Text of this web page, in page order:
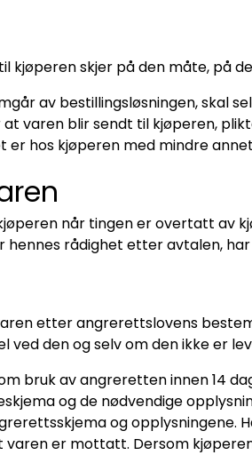
kjøperen skjer på den måte, på
av bestillingsløsningen, skal
at varen blir sendt til kjøperen,
er hos kjøperen med mindre
når tingen er overtatt av
rådighet etter avtalen,
etter angrerettslovens
ved den og selv om den ikke er
bruk av angreretten innen 14
og de nødvendige
og opplysningene.
varen er mottatt. Dersom